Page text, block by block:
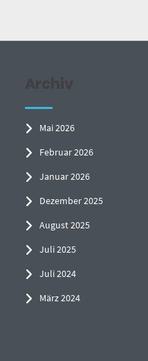
Archiv
Mai 2026
Februar 2026
Januar 2026
Dezember 2025
August 2025
Juli 2025
Juli 2024
März 2024